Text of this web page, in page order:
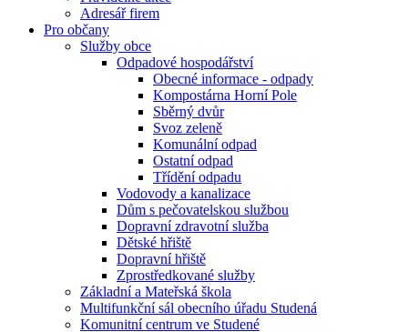
Adresář firem
Pro občany
Služby obce
Odpadové hospodářství
Obecné informace - odpady
Kompostárna Horní Pole
Sběrný dvůr
Svoz zeleně
Komunální odpad
Ostatní odpad
Třídění odpadu
Vodovody a kanalizace
Dům s pečovatelskou službou
Dopravní zdravotní služba
Dětské hřiště
Dopravní hřiště
Zprostředkované služby
Základní a Mateřská škola
Multifunkční sál obecního úřadu Studená
Komunitní centrum ve Studené